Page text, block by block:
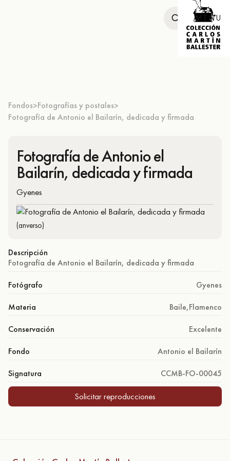
MENU
Fondos>Fotografías y postales>
Fotografía de Antonio el Bailarín, dedicada y firmada
Fotografía de Antonio el
Bailarín, dedicada y firmada
Gyenes
(anverso)
Descripción
Fotografía de Antonio el Bailarín, dedicada y firmada
Fotógrafo Gyenes
Materia Baile,Flamenco
Conservación Excelente
Fondo Antonio el Bailarín
Signatura CCMB-FO-00045
Solicitar reproducciones